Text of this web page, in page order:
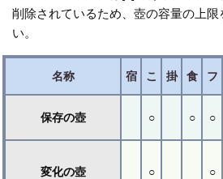
削除されているため、壺の容量の上
い。
名称 宿 こ 掛 食 フ
保存の壺 ○ ○ ○
変化の壺 ○ ○